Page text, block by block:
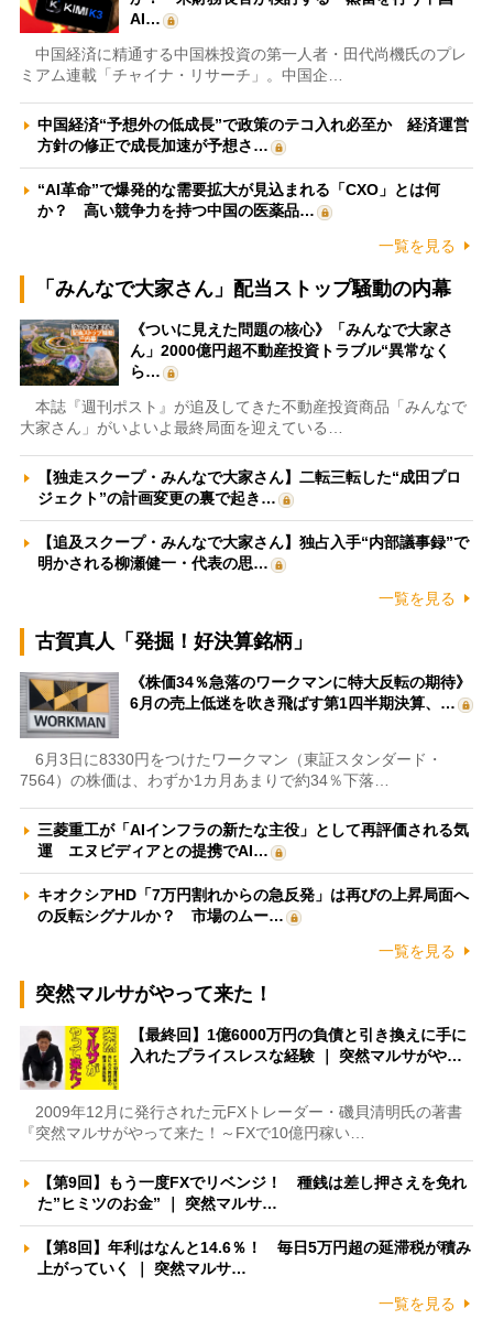
AI…
中国経済に精通する中国株投資の第一人者・田代尚機氏のプレ
ミアム連載「チャイナ・リサーチ」。中国企…
中国経済“予想外の低成長”で政策のテコ入れ必至か 経済運営
方針の修正で成長加速が予想さ…
“AI革命”で爆発的な需要拡大が見込まれる「CXO」とは何
か？ 高い競争力を持つ中国の医薬品…
一覧を見る
「みんなで大家さん」配当ストップ騒動の内幕
《ついに見えた問題の核心》「みんなで大家さ
ん」2000億円超不動産投資トラブル“異常なく
ら…
本誌『週刊ポスト』が追及してきた不動産投資商品「みんなで
大家さん」がいよいよ最終局面を迎えている…
【独走スクープ・みんなで大家さん】二転三転した“成田プロ
ジェクト”の計画変更の裏で起き…
【追及スクープ・みんなで大家さん】独占入手“内部議事録”で
明かされる柳瀬健一・代表の思…
一覧を見る
古賀真人「発掘！好決算銘柄」
《株価34％急落のワークマンに特大反転の期待》
6月の売上低迷を吹き飛ばす第1四半期決算、…
6月3日に8330円をつけたワークマン（東証スタンダード・
7564）の株価は、わずか1カ月あまりで約34％下落…
三菱重工が「AIインフラの新たな主役」として再評価される気
運 エヌビディアとの提携でAI…
キオクシアHD「7万円割れからの急反発」は再びの上昇局面へ
の反転シグナルか？ 市場のムー…
一覧を見る
突然マルサがやって来た！
【最終回】1億6000万円の負債と引き換えに手に
入れたプライスレスな経験 ｜ 突然マルサがや…
2009年12月に発行された元FXトレーダー・磯貝清明氏の著書
『突然マルサがやって来た！～FXで10億円稼い…
【第9回】もう一度FXでリベンジ！ 種銭は差し押さえを免れ
た”ヒミツのお金” ｜ 突然マルサ…
【第8回】年利はなんと14.6％！ 毎日5万円超の延滞税が積み
上がっていく ｜ 突然マルサ…
一覧を見る